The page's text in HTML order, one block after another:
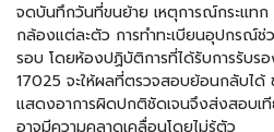
จดบันทึกวันที่ขนย้าย เหตุการณ์กระแทก
กล้องแต่ละตัว การทำทะเบียนอุปกรณ์
รอบ โดยห้องปฏิบัติการที่ได้รับการรับร
17025 จะให้ผลที่ตรวจสอบย้อนกลับได้
แสดงอาการผิดปกติชัดเจนจึงส่งสอบเที
อาจมีความคลาดเคลื่อนโดยไม่รู้ตัว